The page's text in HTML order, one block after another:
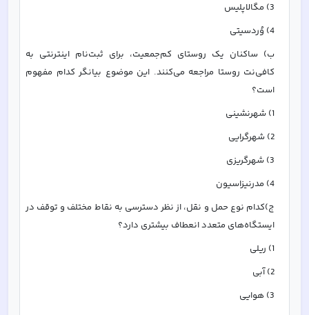
3) مگالاپلیس
4) وُردسیتی
است؟
1) شهرنشینی
2) شهرگرایی
3) شهرگریزی
4) مدرنیزاسیون
ایستگاه‌های متعدد انعطاف‌ بیشتری دارد؟
1) ریلی
2) آبی
3) هوایی